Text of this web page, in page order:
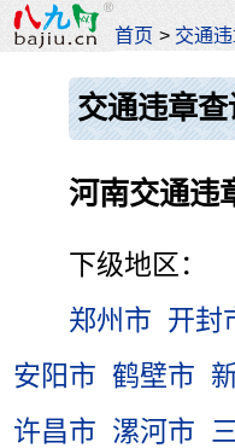
首页 > 交通
交通违章查
河南交通违
下级地区：
郑州市 开封
安阳市 鹤壁市
许昌市 漯河市